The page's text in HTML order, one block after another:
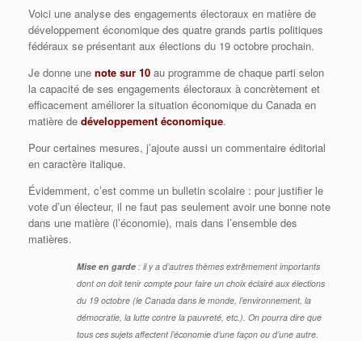
Voici une analyse des engagements électoraux en matière de
développement économique des quatre grands partis politiques
fédéraux se présentant aux élections du 19 octobre prochain.
Je donne une note sur 10 au programme de chaque parti selon
la capacité de ses engagements électoraux à concrètement et
efficacement améliorer la situation économique du Canada en
matière de développement économique.
Pour certaines mesures, j’ajoute aussi un commentaire éditorial
en caractère italique.
Évidemment, c’est comme un bulletin scolaire : pour justifier le
vote d’un électeur, il ne faut pas seulement avoir une bonne note
dans une matière (l’économie), mais dans l’ensemble des
matières.
Mise en garde : il y a d’autres thèmes extrêmement importants
dont on doit tenir compte pour faire un choix éclairé aux élections
du 19 octobre (le Canada dans le monde, l’environnement, la
démocratie, la lutte contre la pauvreté, etc.). On pourra dire que
tous ces sujets affectent l’économie d’une façon ou d’une autre.